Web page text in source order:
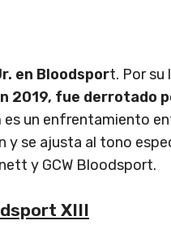
en Bloodsport. Por su
2019, fue derrotado
es un enfrentamiento
y se ajusta al tono
y GCW Bloodsport.
XIII